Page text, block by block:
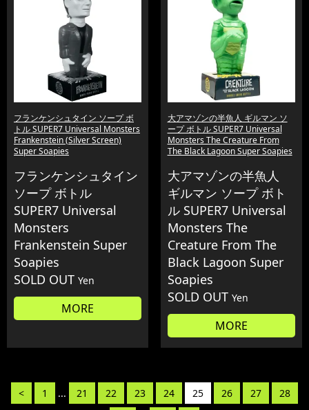
フランケンシュタイン ソープ ボ
トル SUPER7 Universal Monsters
Frankenstein (Silver Screen)
Super Soapies
フランケンシュタイン
ソープ ボトル
SUPER7 Universal
Monsters
Frankenstein Super
Soapies
SOLD OUT Yen
MORE
大アマゾンの半魚人 ギルマン ソ
ープ ボトル SUPER7 Universal
Monsters The Creature From
The Black Lagoon Super Soapies
大アマゾンの半魚人
ギルマン ソープ ボト
ル SUPER7 Universal
Monsters The
Creature From The
Black Lagoon Super
Soapies
SOLD OUT Yen
MORE
< 1 ... 21 22 23 24 25 26 27
28